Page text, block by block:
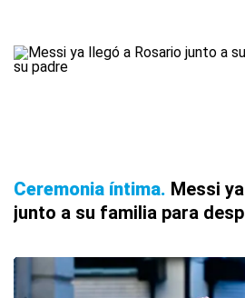
Ceremonia íntima Messi
junto a su familia para